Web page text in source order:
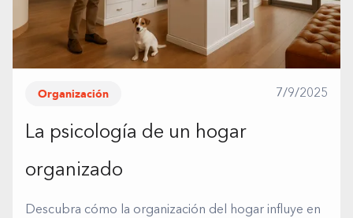
Organización 7/9/2025
La psicología de un hogar
organizado
Descubra cómo la organización del hogar influye en